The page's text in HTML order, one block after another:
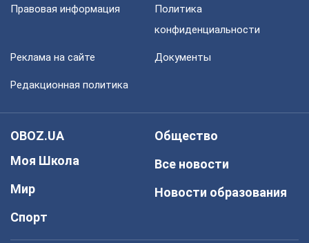
Правовая информация
Политика
конфиденциальности
Реклама на сайте Документы
Редакционная политика
OBOZ.UA
Моя Школа
Мир
Спорт
Общество
Все новости
Новости образования